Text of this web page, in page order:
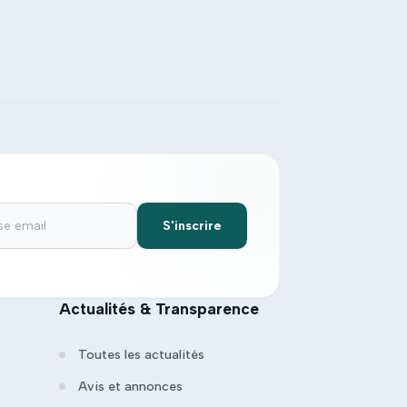
S'inscrire
Actualités & Transparence
Toutes les actualités
Avis et annonces